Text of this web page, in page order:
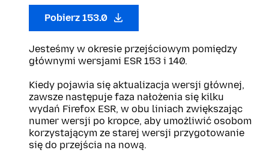
Pobierz 153.0
Jesteśmy w okresie przejściowym pomiędzy
głównymi wersjami ESR 153 i 140.
Kiedy pojawia się aktualizacja wersji głównej,
zawsze następuje faza nałożenia się kilku
wydań Firefox ESR, w obu liniach zwiększając
numer wersji po kropce, aby umożliwić osobom
korzystającym ze starej wersji przygotowanie
się do przejścia na nową.